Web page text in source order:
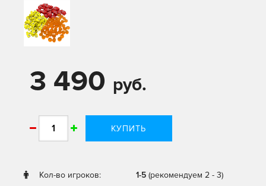
3 490 руб.
КУПИТЬ
Кол-во игроков: 1-5 (рекомендуем 2 - 3)